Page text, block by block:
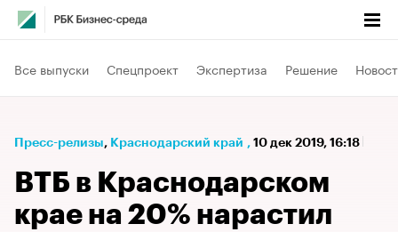
Все выпуски Спецпроект Экспертиза Решение
Пресс-релизы⁠, Краснодарский край , 10 дек 2019, 16:18
ВТБ в Краснодарском
крае на 20% нарастил